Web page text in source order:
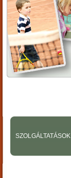
SZOLGÁLTATÁSOK